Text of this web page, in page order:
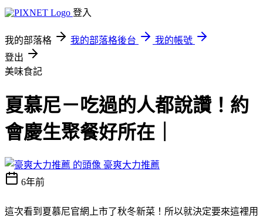
登入
我的部落格 我的部落格後台
我的帳號
登出
美味食記
夏慕尼－吃過的人都說讚！約
會慶生聚餐好所在｜
豪爽大力推薦
6年前
這次看到夏慕尼官網上市了秋冬新菜！所以就決定要來這裡用